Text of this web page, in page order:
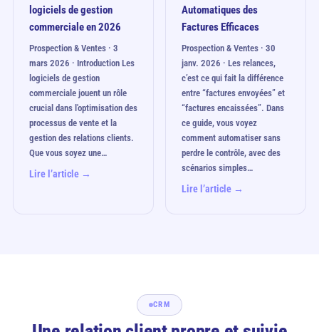
logiciels de gestion
commerciale en 2026
Prospection & Ventes · 3
mars 2026 · Introduction Les
logiciels de gestion
commerciale jouent un rôle
crucial dans l'optimisation des
processus de vente et la
gestion des relations clients.
Que vous soyez une…
Lire l’article →
Automatiques des
Factures Efficaces
Prospection & Ventes · 30
janv. 2026 · Les relances,
c’est ce qui fait la différence
entre “factures envoyées” et
“factures encaissées”. Dans
ce guide, vous voyez
comment automatiser sans
perdre le contrôle, avec des
scénarios simples…
Lire l’article →
CRM